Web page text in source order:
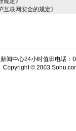
联网安全的规定》
闻中心24小时值班电话
Copyright © 2003